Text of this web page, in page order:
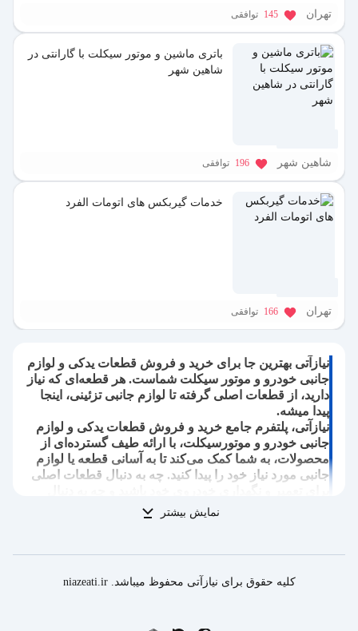
تهران 145 توافقی
باتری ماشین و موتور سیکلت با گارانتی در
شاهین شهر
شاهین شهر 196 توافقی
خدمات گیربکس های اتومات الفرد
تهران 166 توافقی
نیازآتی بهترین جا برای خرید و فروش قطعات یدکی و لوازم
جانبی خودرو و موتور سیکلت شماست. هر قطعه‌ای که نیاز
دارید، از قطعات اصلی گرفته تا لوازم جانبی تزئینی، اینجا
پیدا میشه.
نیازآتی، پلتفرم جامع خرید و فروش قطعات یدکی و لوازم
جانبی خودرو و موتورسیکلت، با ارائه طیف گسترده‌ای از
محصولات، به شما کمک می‌کند تا به آسانی قطعه یا لوازم
جانبی مورد نیاز خود را پیدا کنید. چه به دنبال قطعات اصلی
لوازم جانبی برای ارتقا و شخصی‌سازی موتورسیکلت‌تان،
نیازآتی با فراهم آوردن بستری مناسب، امکان مقایسه
برای شما فراهم می‌آورد.
قطعات یدکی خودرو:انواع قطعات موتوری، جلوبندی، سیستم
نمایش بیشتر
کلیه حقوق برای نیازآتی محفوظ میباشد. niazeati.ir